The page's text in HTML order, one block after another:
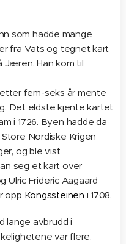
som hadde mange
fra Vats og tegnet kart
Jæren. Han kom til
fem-seks år mente
Det eldste kjente kartet
i 1726. Byen hadde da
Nordiske Krigen
og ble vist
seg et kart over
Ulric Frideric Aagaard
opp Kongssteinen i 1708.
lange avbrudd i
var flere.